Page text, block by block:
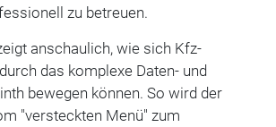
zu betreuen.
anschaulich, wie sich Kfz-
das komplexe Daten- und
bewegen können. So wird der
"versteckten Menü" zum